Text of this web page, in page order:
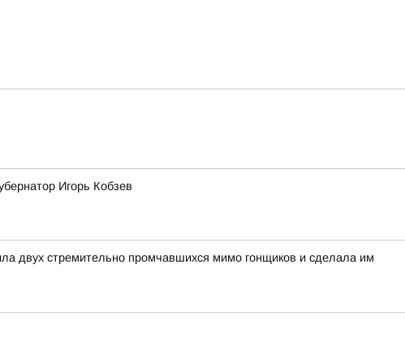
Игорь Кобзев
двух стремительно промчавшихся мимо гонщиков и сделала им